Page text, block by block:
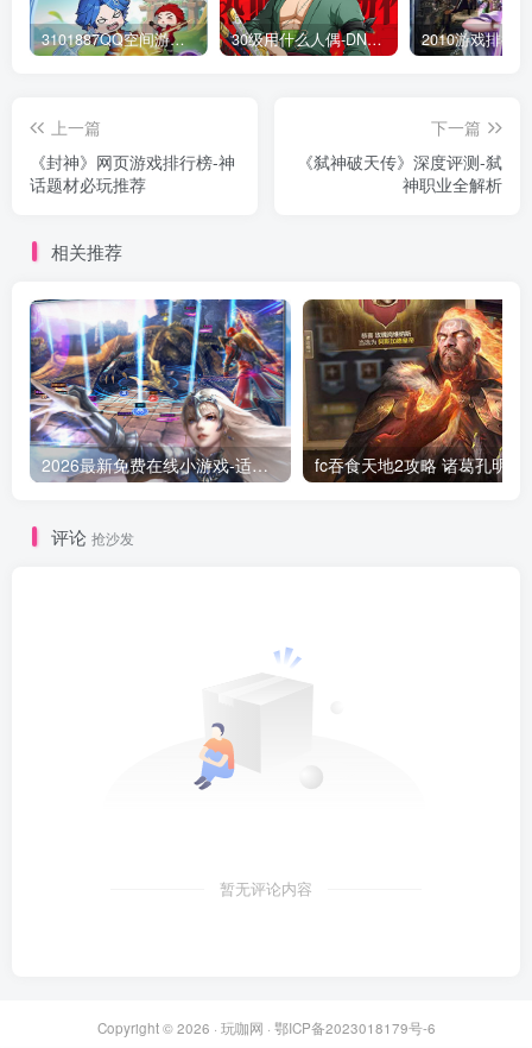
3101887QQ空间游戏专区-海量小游戏免费玩 30级用什么人偶-DNF新手升级人偶选择指南
上一篇
《封神》网页游戏排行榜-神
话题材必玩推荐
下一篇
《弑神破天传》深度评测-弑
神职业全解析
相关推荐
2026最新免费在线小游戏-适合摸鱼解压的休闲神作盘点
评论 抢沙发
暂无评论内容
Copyright © 2026 · 玩咖网 · 鄂ICP备2023018179号-6